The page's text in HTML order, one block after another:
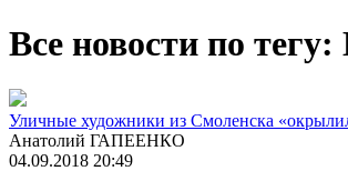
Все новости по
Уличные художники из Смоленска
Анатолий ГАПЕЕНКО
04.09.2018 20:49